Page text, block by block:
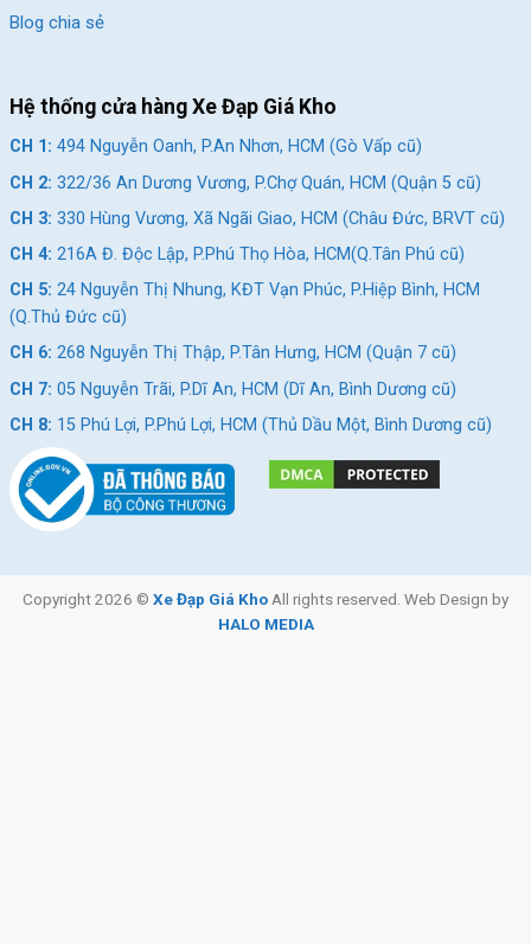
Blog chia sẻ
Hệ thống cửa hàng Xe Đạp Giá Kho
CH 1: 494 Nguyễn Oanh, P.An Nhơn, HCM (Gò Vấp cũ)
CH 2: 322/36 An Dương Vương, P.Chợ Quán, HCM (Quận 5 cũ)
CH 3: 330 Hùng Vương, Xã Ngãi Giao, HCM (Châu Đức, BRVT cũ)
CH 4: 216A Đ. Độc Lập, P.Phú Thọ Hòa, HCM(Q.Tân Phú cũ)
CH 5: 24 Nguyễn Thị Nhung, KĐT Vạn Phúc, P.Hiệp Bình, HCM
(Q.Thủ Đức cũ)
CH 6: 268 Nguyễn Thị Thập, P.Tân Hưng, HCM (Quận 7 cũ)
CH 7: 05 Nguyễn Trãi, P.Dĩ An, HCM (Dĩ An, Bình Dương cũ)
CH 8: 15 Phú Lợi, P.Phú Lợi, HCM (Thủ Dầu Một, Bình Dương cũ)
Copyright 2026 © Xe Đạp Giá Kho All rights reserved. Web Design by
HALO MEDIA